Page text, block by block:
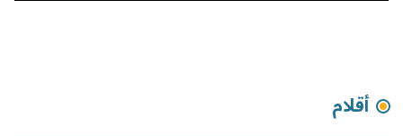
أقلام